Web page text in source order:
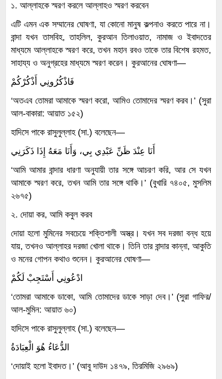
১. আল্লাহকে স্মরণ করলে আল্লাহও স্মরণ করবেন
এটি এমন এক সম্মানের ঘোষণা, যা কোনো মানুষ কল্পনাও করতে পারে না।
বান্দা যখন তাসবিহ, তাহলিল, কুরআন তিলাওয়াত, নামাজ ও ইবাদতের
মাধ্যমে আল্লাহকে স্মরণ করে, তখন মহান রবও তাকে তার বিশেষ রহমত,
সাহায্য ও অনুগ্রহের মাধ্যমে স্মরণ করেন। কুরআনের ঘোষণা—
فَاذْكُرُونِي أَذْكُرْكُمْ
‘অতএব তোমরা আমাকে স্মরণ করো, আমিও তোমাদের স্মরণ করব।’ (সুরা
আল-বাকারা: আয়াত ১৫২)
হাদিসে পাকে রাসুলুল্লাহ (সা.) বলেছেন—
أَنَا عِنْدَ ظَنِّ عَبْدِي بِي، وَأَنَا مَعَهُ إِذَا ذَكَرَنِي
‘আমি আমার বান্দার ধারণা অনুযায়ী তার সঙ্গে আচরণ করি, আর সে যখন
আমাকে স্মরণ করে, তখন আমি তার সঙ্গে থাকি।’ (বুখারি ৭৪০৫, মুসলিম
২৬৭৫)
২. দোয়া কর, আমি কবুল করব
দোয়া হলো মুমিনের সবচেয়ে শক্তিশালী অস্ত্র। যখন সব দরজা বন্ধ হয়ে
যায়, তখনও আল্লাহর দরজা খোলা থাকে। তিনি তার বান্দার কান্না, আকুতি
ও মনের গোপন কথাও শুনেন। কুরআনের ঘোষণা—
ادْعُونِي أَسْتَجِبْ لَكُمْ
‘তোমরা আমাকে ডাকো, আমি তোমাদের ডাকে সাড়া দেব।’ (সুরা গাফির/
আল-মুমিন: আয়াত ৬০)
হাদিসে পাকে রাসুলুল্লাহ (সা.) বলেছেন—
الدُّعَاءُ هُوَ الْعِبَادَةُ
‘দোয়াই হলো ইবাদত।’ (আবু দাউদ ১৪৭৯, তিরমিজি ২৯৬৯)